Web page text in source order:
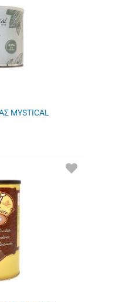
MYSTICAL
ΠΡΟΣΘΗΚΗ